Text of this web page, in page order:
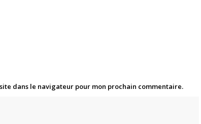
dans le navigateur pour mon prochain commentaire.